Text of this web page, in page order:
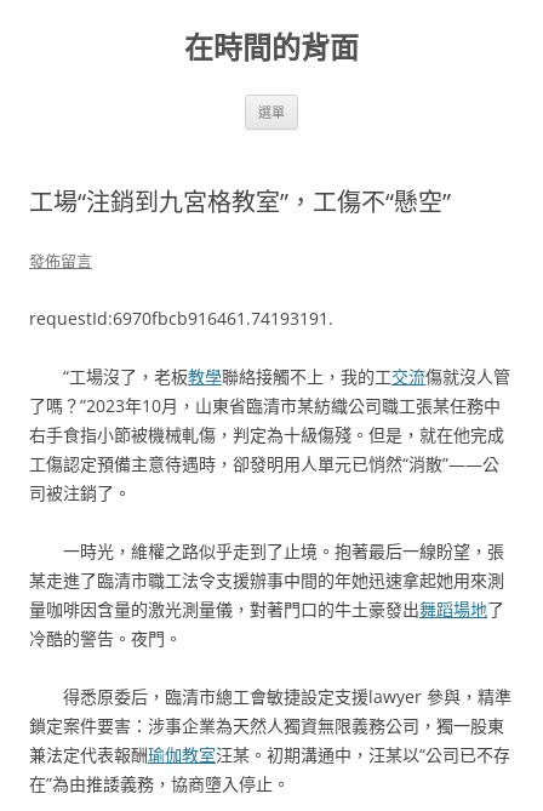
在時間的背面
選單
工場“注銷到九宮格教室”，工傷不“懸空”
發佈留言
requestId:6970fbcb916461.74193191.
“工場沒了，老板教學聯絡接觸不上，我的工交流傷就沒人管
了嗎？”2023年10月，山東省臨清市某紡織公司職工張某任務中
右手食指小節被機械軋傷，判定為十級傷殘。但是，就在他完成
工傷認定預備主意待遇時，卻發明用人單元已悄然“消散”——公
司被注銷了。
一時光，維權之路似乎走到了止境。抱著最后一線盼望，張
某走進了臨清市職工法令支援辦事中間的年她迅速拿起她用來測
量咖啡因含量的激光測量儀，對著門口的牛土豪發出舞蹈場地了
冷酷的警告。夜門。
得悉原委后，臨清市總工會敏捷設定支援lawyer 參與，精準
鎖定案件要害：涉事企業為天然人獨資無限義務公司，獨一股東
兼法定代表報酬瑜伽教室汪某。初期溝通中，汪某以“公司已不存
在”為由推諉義務，協商墮入停止。